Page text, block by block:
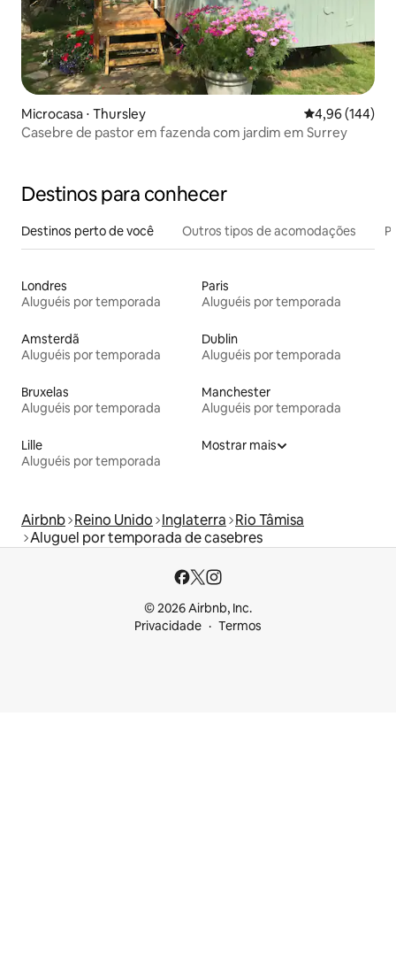
Microcasa ⋅ Thursley 4,96 de uma
4,96 (144)
Casebre de pastor em fazenda com jardim em Surrey
Destinos para conhecer
Destinos perto de você Outros tipos de acomodações
Londres
Aluguéis por temporada
Paris
Aluguéis por temporada
Amsterdã
Aluguéis por temporada
Dublin
Aluguéis por temporada
Bruxelas
Aluguéis por temporada
Manchester
Aluguéis por temporada
Lille
Aluguéis por temporada
Mostrar mais
Airbnb Reino Unido Inglaterra Rio Tâmisa
Aluguel por temporada de casebres
© 2026 Airbnb, Inc.
Privacidade
Termos